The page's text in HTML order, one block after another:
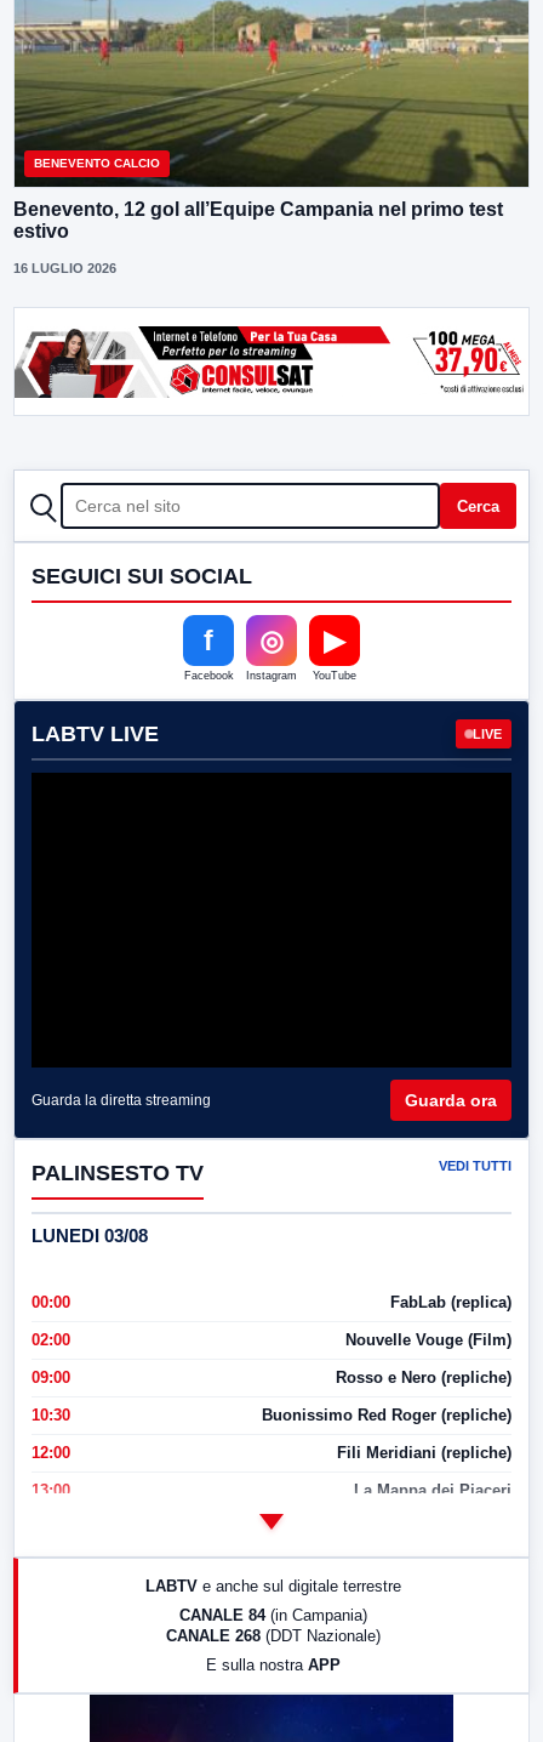
BENEVENTO CALCIO
Benevento, 12 gol all’Equipe Campania nel primo test
estivo
16 LUGLIO 2026
CERCA Cerca
SEGUICI SUI SOCIAL
f
Facebook
◎
Instagram
▶
YouTube
LABTV LIVE LIVE
Guarda la diretta streaming Guarda ora
PALINSESTO TV VEDI TUTTI
LUNEDI 03/08
00:00 FabLab (replica)
02:00 Nouvelle Vouge (Film)
09:00 Rosso e Nero (repliche)
10:30 Buonissimo Red Roger (repliche)
12:00 Fili Meridiani (repliche)
13:00 La Mappa dei Piaceri
LABTV e anche sul digitale terrestre
CANALE 84 (in Campania)
CANALE 268 (DDT Nazionale)
E sulla nostra APP